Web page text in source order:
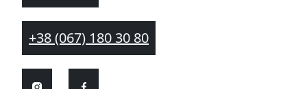
+38 (067) 180 30 80